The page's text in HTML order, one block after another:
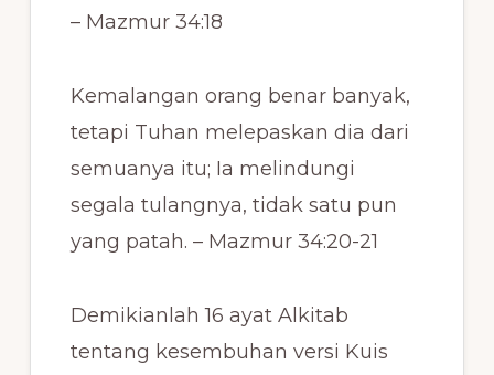
– Mazmur 34:18
Kemalangan orang benar banyak,
tetapi Tuhan melepaskan dia dari
semuanya itu; Ia melindungi
segala tulangnya, tidak satu pun
yang patah. – Mazmur 34:20‭-‬21
Demikianlah 16 ayat Alkitab
tentang kesembuhan versi Kuis